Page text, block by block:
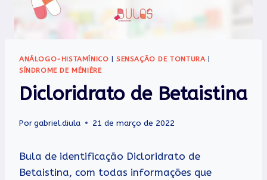
ANÁLOGO-HISTAMÍNICO |SENSAÇÃO DE TONTURA|
SÍNDROME DE MÉNIÈRE
Dicloridrato de Betaistina
Porgabriel.diula 21 de março de 2022
Bula de identificação Dicloridrato de
Betaistina, com todas informações que